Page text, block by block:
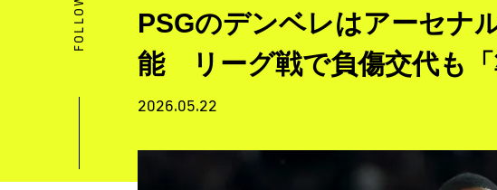
PSGのデンベレはアーセナ
能 リーグ戦で負傷交代も「
2026.05.22